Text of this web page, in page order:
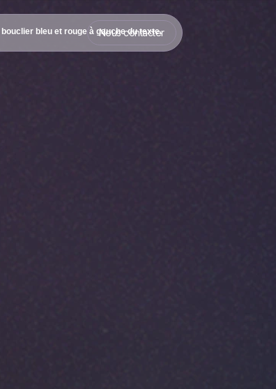
Nous contacter